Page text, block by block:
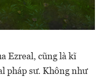
Ezreal, cũng là kĩ
pháp sư. Không như